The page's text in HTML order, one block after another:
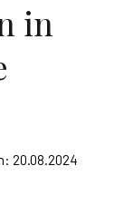
in
20.08.2024